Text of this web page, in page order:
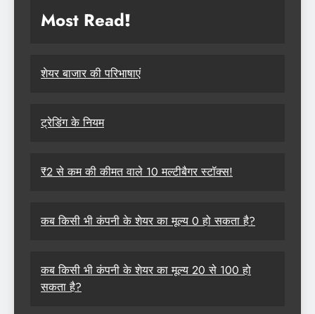
Most Read!
शेयर बाजार की परिभाषाएं
ट्रेडिंग के नियम
₹2 से कम की कीमत वाले 10 मल्टीबैगर स्टॉक्स!
कब किसी भी कंपनी के शेयर का मूल्य 0 हो सकता है?
कब किसी भी कंपनी के शेयर का मूल्य 20 से 100 हो
सकता है?